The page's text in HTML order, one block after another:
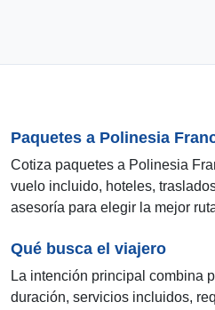
Paquetes a Polinesia
Cotiza paquetes a Polinesia
vuelo incluido, hoteles,
asesoría para elegir la mejor
Qué busca el viajero
La intención principal combina
duración, servicios incluidos,